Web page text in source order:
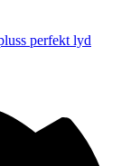
perfekt lyd